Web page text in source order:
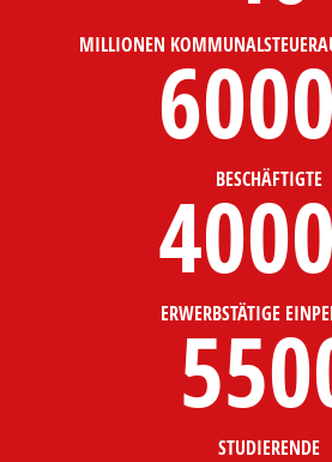
MILLIONEN
BESCHÄFTIGTE
ERWERBSTÄTIGE
STUDIERENDE